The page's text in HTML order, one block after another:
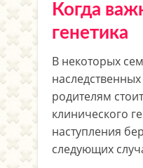
Когда
генетика
В некоторых
родителям
клинического
наступления
следующих